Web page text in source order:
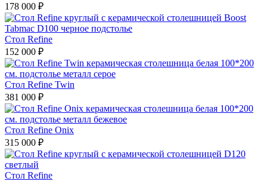
178 000 ₽
Стол Refine
152 000 ₽
Стол Refine Twin
381 000 ₽
Стол Refine Onix
315 000 ₽
Стол Refine